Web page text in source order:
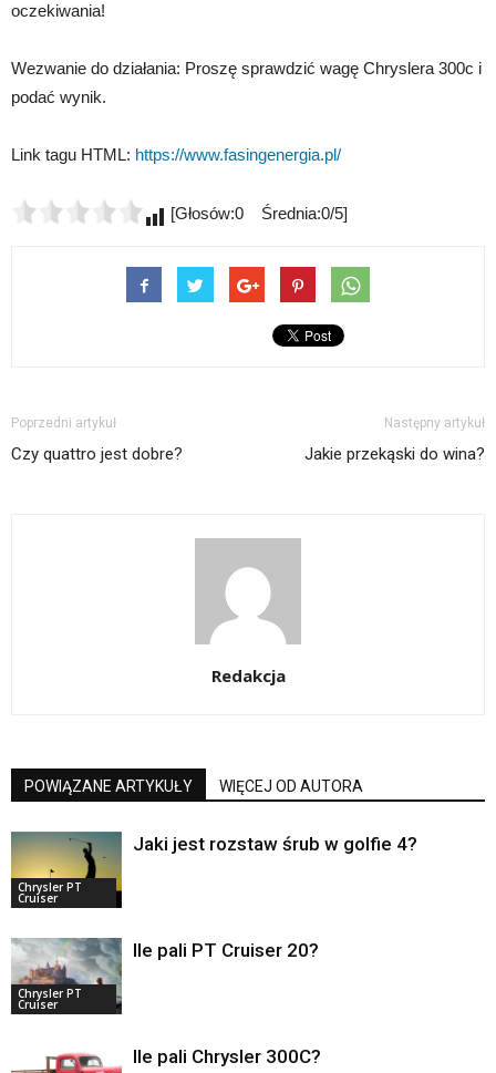
oczekiwania!
Wezwanie do działania: Proszę sprawdzić wagę Chryslera 300c i
podać wynik.
Link tagu HTML: https://www.fasingenergia.pl/
[Głosów:0 Średnia:0/5]
Poprzedni artykuł
Czy quattro jest dobre?
Następny artykuł
Jakie przekąski do wina?
Redakcja
POWIĄZANE ARTYKUŁY WIĘCEJ OD AUTORA
Chrysler PT
Cruiser
Jaki jest rozstaw śrub w golfie 4?
Chrysler PT
Cruiser
Ile pali PT Cruiser 20?
Ile pali Chrysler 300C?